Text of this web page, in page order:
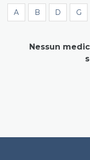
A B D G
Nessun